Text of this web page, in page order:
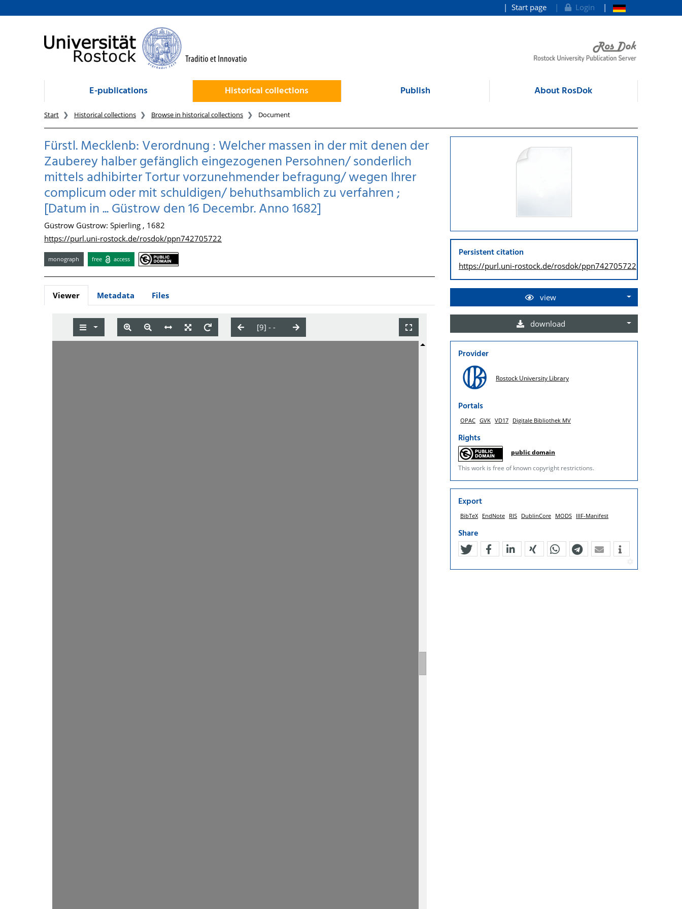
goto contents
Start page Login
E-publications Historical collections Publish About RosDok
Start Historical collections Browse in historical collections Document
Fürstl. Mecklenb: Verordnung : Welcher massen in der mit denen der
Zauberey halber gefänglich eingezogenen Persohnen/ sonderlich
mittels adhibirter Tortur vorzunehmender befragung/ wegen Ihrer
complicum oder mit schuldigen/ behuthsamblich zu verfahren ;
[Datum in ... Güstrow den 16 Decembr. Anno 1682]
Güstrow Güstrow: Spierling , 1682
https://purl.uni-rostock.de/rosdok/ppn742705722
monograph free access
Viewer Metadata Files
Persistent citation
https://purl.uni-rostock.de/rosdok/ppn742705722
view
download
Provider
Rostock University Library
Portals
OPAC GVK VD17 Digitale Bibliothek MV
Rights
public domain
This work is free of known copyright restrictions.
Export
BibTeX EndNote RIS DublinCore MODS IIIF-Manifest
Share